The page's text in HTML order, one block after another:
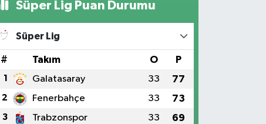
Süper Lig Puan Durumu
Süper Lig
# Takım O P
1 Galatasaray 33 77
2 Fenerbahçe 33 73
3 Trabzonspor 33 69